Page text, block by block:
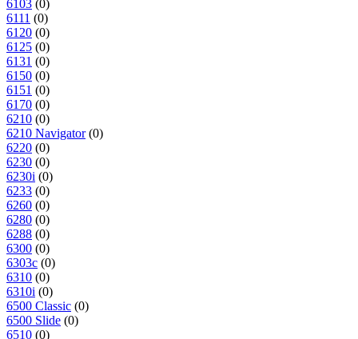
6103 (0)
6111 (0)
6120 (0)
6125 (0)
6131 (0)
6150 (0)
6151 (0)
6170 (0)
6210 (0)
6210 Navigator(0)
6220 (0)
6230 (0)
6230i (0)
6233 (0)
6260 (0)
6280 (0)
6288 (0)
6300 (0)
6303c (0)
6310 (0)
6310i (0)
6500 Classic (0)
6500 Slide (0)
6510 (0)